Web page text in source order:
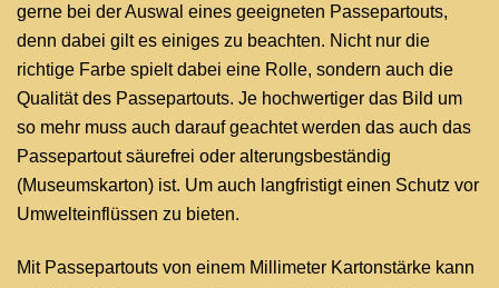
gerne bei der Auswal eines geeigneten Passepartouts,
denn dabei gilt es einiges zu beachten. Nicht nur die
richtige Farbe spielt dabei eine Rolle, sondern auch die
Qualität des Passepartouts. Je hochwertiger das Bild um
so mehr muss auch darauf geachtet werden das auch das
Passepartout säurefrei oder alterungsbeständig
(Museumskarton) ist. Um auch langfristigt einen Schutz vor
Umwelteinflüssen zu bieten.
Mit Passepartouts von einem Millimeter Kartonstärke kann